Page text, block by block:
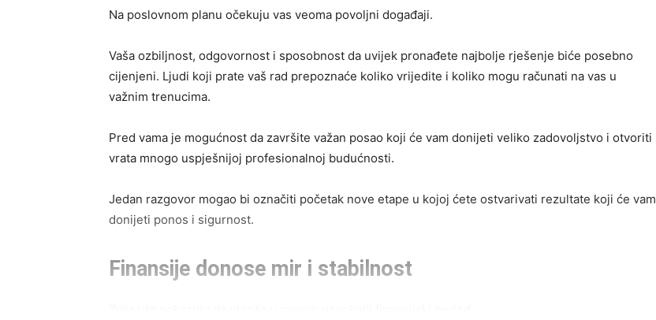
Na poslovnom planu očekuju vas veoma povoljni događaji.
Vaša ozbiljnost, odgovornost i sposobnost da uvijek pronađete najbolje rješenje biće posebno
cijenjeni. Ljudi koji prate vaš rad prepoznaće koliko vrijedite i koliko mogu računati na vas u
važnim trenucima.
Pred vama je mogućnost da završite važan posao koji će vam donijeti veliko zadovoljstvo i otvoriti
vrata mnogo uspješnijoj profesionalnoj budućnosti.
Jedan razgovor mogao bi označiti početak nove etape u kojoj ćete ostvarivati rezultate koji će vam
donijeti ponos i sigurnost.
Finansije donose mir i stabilnost